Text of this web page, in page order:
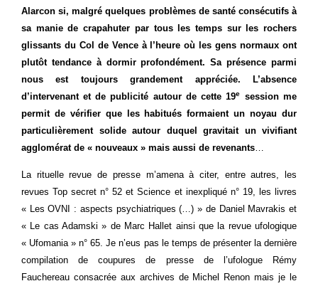
Alarcon si, malgré quelques problèmes de santé consécutifs à
sa manie de crapahuter par tous les temps sur les rochers
glissants du Col de Vence à l’heure où les gens normaux ont
plutôt tendance à dormir profondément. Sa présence parmi
nous est toujours grandement appréciée. L’absence
d’intervenant et de publicité autour de cette 19e
session me
permit de vérifier que les habitués formaient un noyau dur
particulièrement solide autour duquel gravitait un vivifiant
agglomérat de « nouveaux » mais aussi de revenants…
La rituelle revue de presse m’amena à citer, entre autres, les
revues Top secret n° 52 et Science et inexpliqué n° 19, les livres
« Les OVNI : aspects psychiatriques (…) » de Daniel Mavrakis et
« Le cas Adamski » de Marc Hallet ainsi que la revue ufologique
« Ufomania » n° 65. Je n’eus pas le temps de présenter la dernière
compilation de coupures de presse de l’ufologue Rémy
Fauchereau consacrée aux archives de Michel Renon mais je le